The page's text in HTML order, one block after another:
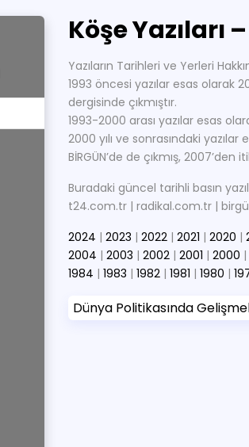
Köşe Yazıları –
Yazıların Tarihleri ve Yerleri
1993 öncesi yazılar esas olarak
dergisinde çıkmıştır.
1993-2000 arası yazılar esas
2000 yılı ve sonrasındaki yazılar
BİRGÜN’de de çıkmış, 2007’den
Buradaki güncel tarihli basın
t24.com.tr | radikal.com.tr |
2024 | 2023 | 2022 | 2021 | 2020 |
2004 | 2003 | 2002 | 2001 | 2000 |
1984 | 1983 | 1982 | 1981 | 1980 |
Dünya Politikasında